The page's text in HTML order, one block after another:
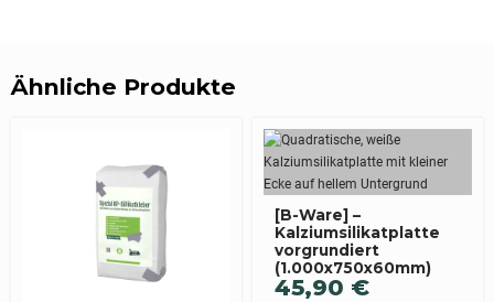
Ähnliche Produkte
[B-Ware] –
Kalziumsilikatplatte
vorgrundiert
(1.000x750x60mm)
45,90 €